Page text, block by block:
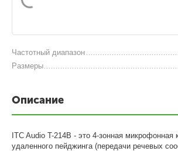
Частотный диапазон
Размеры
Описание
ITC Audio T-214B - это 4-зонная микрофонная
удаленного пейджинга (передачи речевых